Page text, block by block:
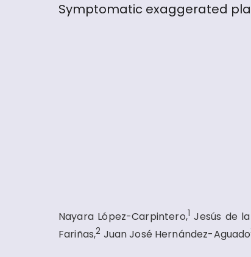
Symptomatic exaggerated
Nayara López-Carpintero,1 Jesús de
Fariñas,2 Juan José Hernández-Aguado